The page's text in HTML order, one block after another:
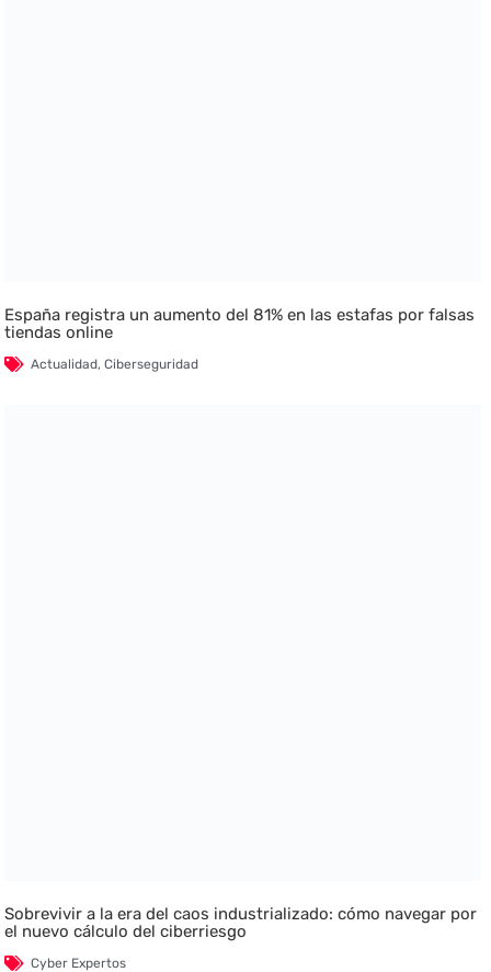
España registra un aumento del 81% en las estafas por falsas
tiendas online
Actualidad,Ciberseguridad
Sobrevivir a la era del caos industrializado: cómo navegar por
el nuevo cálculo del ciberriesgo
Cyber Expertos